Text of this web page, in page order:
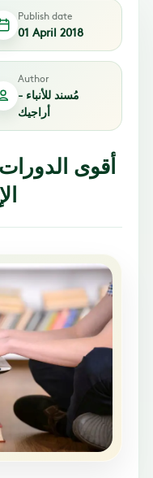
Publish date
01 April 2018
Author
مُسند للأنباء -
أراجيك
أقوى الدورات